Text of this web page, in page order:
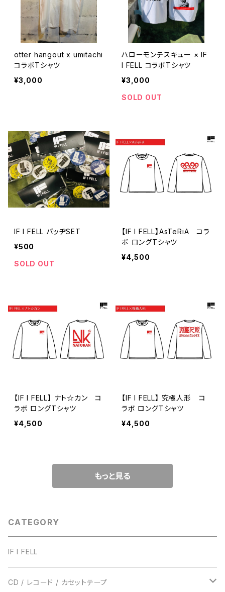
otter hangout x umitachi
コラボTシャツ
¥3,000
ハローモンテスキュー × IF
I FELL コラボTシャツ
¥3,000
SOLD OUT
IF I FELL バッヂSET
¥500
SOLD OUT
【IF I FELL】AsTeRiA コラ
ボ ロングTシャツ
¥4,500
【IF I FELL】 ナト☆カン コ
ラボ ロングTシャツ
¥4,500
【IF I FELL】 究極人形 コ
ラボ ロングTシャツ
¥4,500
もっと見る
CATEGORY
IF I FELL
CD / レコード / カセットテープ